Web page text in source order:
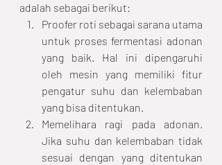
adalah sebagai berikut:
Proofer roti sebagai sarana utama
untuk proses fermentasi adonan
yang baik. Hal ini dipengaruhi
oleh mesin yang memiliki fitur
pengatur suhu dan kelembaban
yang bisa ditentukan.
Memelihara ragi pada adonan.
Jika suhu dan kelembaban tidak
sesuai dengan yang ditentukan